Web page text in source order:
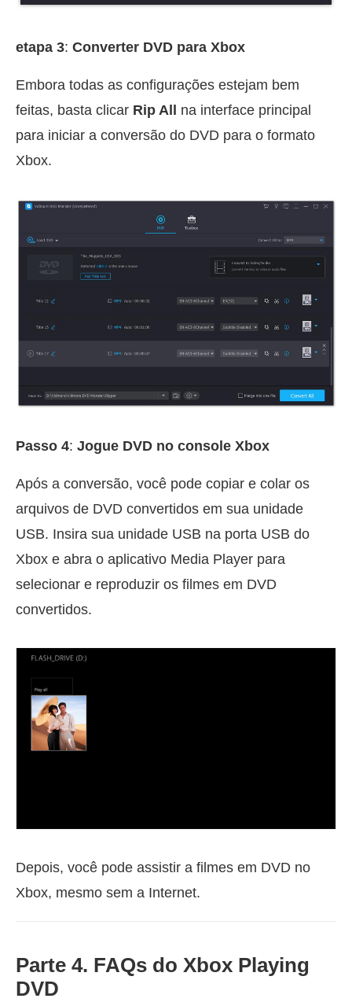
etapa 3: Converter DVD para Xbox
Embora todas as configurações estejam bem
feitas, basta clicar Rip All
na interface principal
para iniciar a conversão do DVD para o formato
Xbox.
Passo 4: Jogue DVD no console Xbox
Após a conversão, você pode copiar e colar os
arquivos de DVD convertidos em sua unidade
USB. Insira sua unidade USB na porta USB do
Xbox e abra o aplicativo Media Player para
selecionar e reproduzir os filmes em DVD
convertidos.
Depois, você pode assistir a filmes em DVD no
Xbox, mesmo sem a Internet.
Parte 4. FAQs do Xbox Playing
DVD